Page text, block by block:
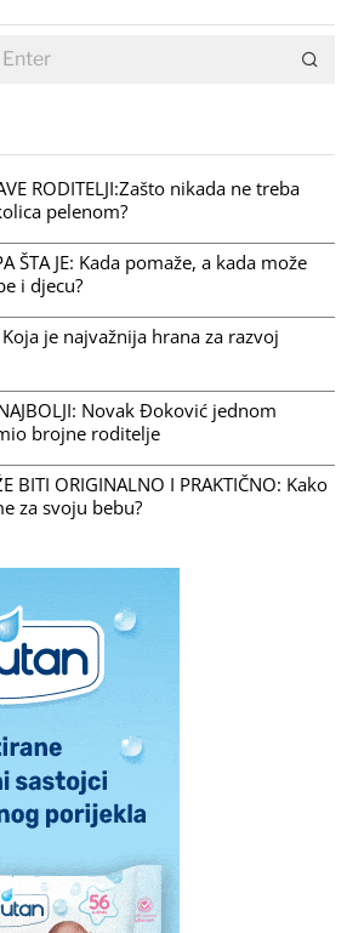
RODITELJI:Zašto nikada ne treba
pelenom?
ŠTA JE: Kada pomaže, a kada može
i djecu?
Koja je najvažnija hrana za razvoj
NAJBOLJI: Novak Đoković jednom
brojne roditelje
BITI ORIGINALNO I PRAKTIČNO: Kako
za svoju bebu?